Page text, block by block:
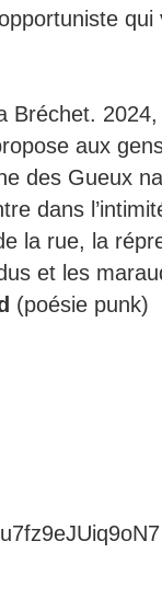
Bréchet. 2024,
aux
des Gueux
dans
la rue, la
et les
(poésie punk)